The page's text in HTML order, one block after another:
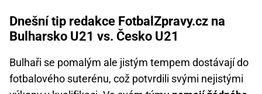
Dnešní tip redakce FotbalZpravy.cz na
Bulharsko U21 vs. Česko U21
Bulhaři se pomalým ale jistým tempem dostávají do
fotbalového suterénu, což potvrdili svými nejistými